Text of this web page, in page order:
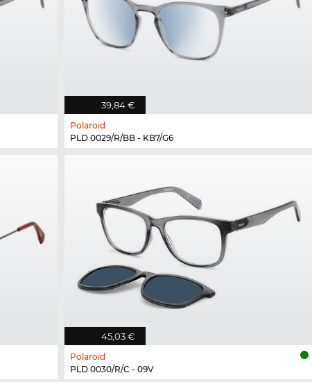
39,84 €
Polaroid
PLD 0029/R/BB - KB7/G6
45,03 €
Polaroid
PLD 0030/R/C - 09V